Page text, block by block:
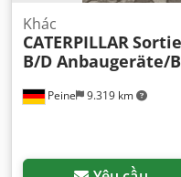
Peine 9.319 km
Khác
CATERPILLAR
B/D Anbaugeräte/